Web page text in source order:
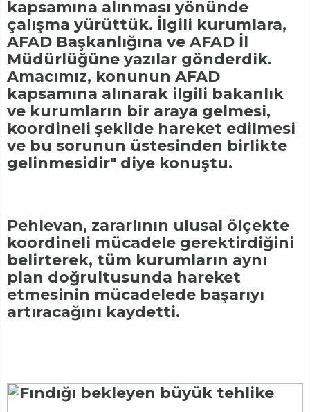
kapsamına alınması yönünde
çalışma yürüttük. İlgili kurumlara,
AFAD Başkanlığına ve AFAD İl
Müdürlüğüne yazılar gönderdik.
Amacımız, konunun AFAD
kapsamına alınarak ilgili bakanlık
ve kurumların bir araya gelmesi,
koordineli şekilde hareket edilmesi
ve bu sorunun üstesinden birlikte
gelinmesidir" diye konuştu.
Pehlevan, zararlının ulusal ölçekte
koordineli mücadele gerektirdiğini
belirterek, tüm kurumların aynı
plan doğrultusunda hareket
etmesinin mücadelede başarıyı
artıracağını kaydetti.